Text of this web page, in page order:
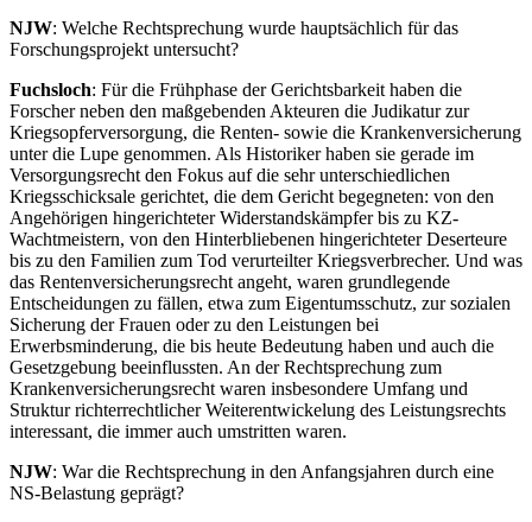
NJW: Welche Rechtsprechung wurde hauptsächlich für das
Forschungsprojekt untersucht?
Fuchsloch: Für die Frühphase der Gerichtsbarkeit haben die
Forscher neben den maßgebenden Akteuren die Judikatur zur
Kriegsopferversorgung, die Renten- sowie die Krankenversicherung
unter die Lupe genommen. Als Historiker haben sie gerade im
Versorgungsrecht den Fokus auf die sehr unterschiedlichen
Kriegsschicksale gerichtet, die dem Gericht begegneten: von den
Angehörigen hingerichteter Widerstandskämpfer bis zu KZ-
Wachtmeistern, von den Hinterbliebenen hingerichteter Deserteure
bis zu den Familien zum Tod verurteilter Kriegsverbrecher. Und was
das Rentenversicherungsrecht angeht, waren grundlegende
Entscheidungen zu fällen, etwa zum Eigentumsschutz, zur sozialen
Sicherung der Frauen oder zu den Leistungen bei
Erwerbsminderung, die bis heute Bedeutung haben und auch die
Gesetzgebung beeinflussten. An der Rechtsprechung zum
Krankenversicherungsrecht waren insbesondere Umfang und
Struktur richterrechtlicher Weiterentwickelung des Leistungsrechts
interessant, die immer auch umstritten waren.
NJW: War die Rechtsprechung in den Anfangsjahren durch eine
NS-Belastung geprägt?